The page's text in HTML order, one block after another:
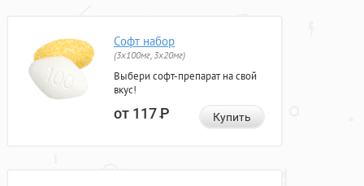
Софт набор
(3x100мг, 3x20мг)
Выбери софт-препарат на свой
вкус!
от 117Р Купить